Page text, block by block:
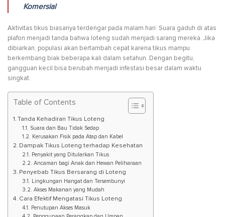
Komersial
Aktivitas tikus biasanya terdengar pada malam hari. Suara gaduh di atas
plafon menjadi tanda bahwa loteng sudah menjadi sarang mereka. Jika
dibiarkan, populasi akan bertambah cepat karena tikus mampu
berkembang biak beberapa kali dalam setahun. Dengan begitu,
gangguan kecil bisa berubah menjadi infestasi besar dalam waktu
singkat.
Table of Contents
Tanda Kehadiran Tikus Loteng
Suara dan Bau Tidak Sedap
Kerusakan Fisik pada Atap dan Kabel
Dampak Tikus Loteng terhadap Kesehatan
Penyakit yang Ditularkan Tikus
Ancaman bagi Anak dan Hewan Peliharaan
Penyebab Tikus Bersarang di Loteng
Lingkungan Hangat dan Tersembunyi
Akses Makanan yang Mudah
Cara Efektif Mengatasi Tikus Loteng
Penutupan Akses Masuk